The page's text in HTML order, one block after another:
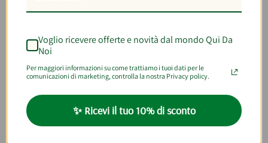
sapere
una piccola decisione quotidiana.
Chiediti:
quando la consumerò davvero?
mi va di provarla o di usarla in cucina?
che tipo di gusto sto cercando oggi?
I prodotti vicini alla scadenza sono spesso identici a quelli a
Voglio ricevere offerte e novità dal mondo Qui Da
Noi
Per maggiori informazioni su come trattiamo i tuoi dati per le
comunicazioni di marketing, controlla la nostra Privacy policy.
✨ Ricevi il tuo 10% di sconto